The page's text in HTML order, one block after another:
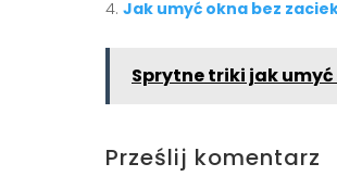
Jak umyć okna bez
Sprytne triki jak umyć
Prześlij komentarz